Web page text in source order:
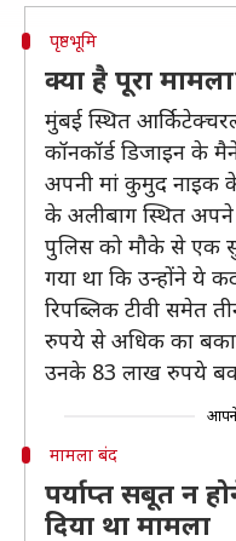
पृष्ठभूमि
क्या है पूरा
मुंबई स्थित
कॉनकॉर्ड डिजाइन के
अपनी मां कुमुद नाइक
के अलीबाग स्थित
पुलिस को मौके से एक
गया था कि उन्होंने ये
रिपब्लिक टीवी समेत
रुपये से अधिक का
उनके 83 लाख रुपये
आपने
मामला बंद
पर्याप्त सबूत न
दिया था मामला